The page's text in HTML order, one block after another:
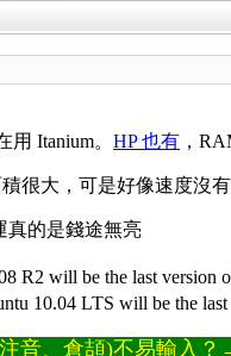
用 Itanium。 HP 也有 ，
很大，可是好像速度沒
真的是錢途無亮
R2 will be the last version
10.04 LTS will be the
音、倉頡)不易輸入？